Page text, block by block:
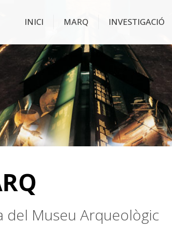
INICI MARQ INVESTIGACIÓ
del Museu Arqueològic